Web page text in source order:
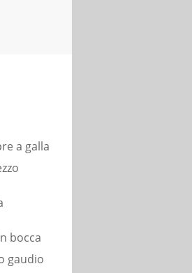
a galla
bocca
gaudio